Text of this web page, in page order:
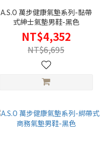
A.S.O 萬步健康氣墊系列-黏帶
式紳士氣墊男鞋-黑色
NT$4,352
NT$6,695